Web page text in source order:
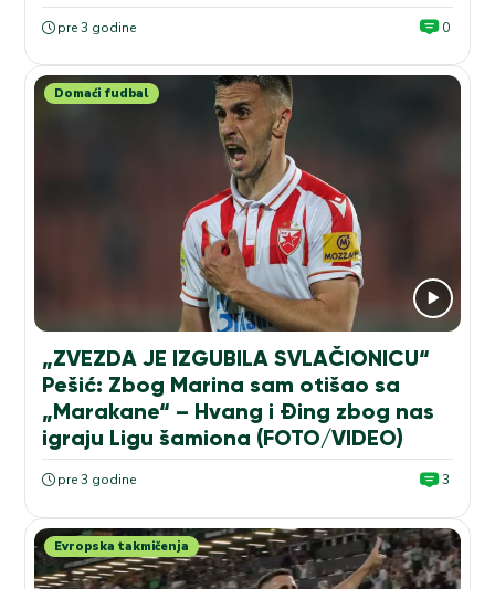
pre 3 godine 0
Domaći fudbal
„ZVEZDA JE IZGUBILA SVLAČIONICU“
Pešić: Zbog Marina sam otišao sa
„Marakane“ – Hvang i Đing zbog nas
igraju Ligu šamiona (FOTO/VIDEO)
pre 3 godine 3
Evropska takmičenja